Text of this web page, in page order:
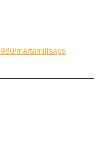
martamillsaps